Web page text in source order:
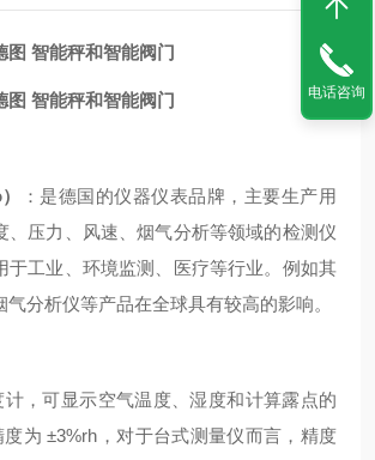
智能秤和智能阀门
智能秤和智能阀门
：是德国的仪器仪表品牌，主要生产用
、压力、风速、烟气分析等领域的检测仪
于工业、环境监测、医疗等行业。例如其
气分析仪等产品在全球具有较高的影响。
，可显示空气温度、湿度和计算露点的
为 ±3%rh，对于台式测量仪而言，精度
电话咨询